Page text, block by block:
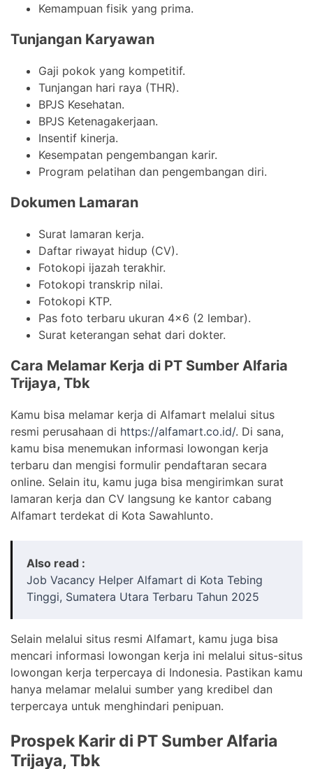
Kemampuan fisik yang prima.
Tunjangan Karyawan
Gaji pokok yang kompetitif.
Tunjangan hari raya (THR).
BPJS Kesehatan.
BPJS Ketenagakerjaan.
Insentif kinerja.
Kesempatan pengembangan karir.
Program pelatihan dan pengembangan diri.
Dokumen Lamaran
Surat lamaran kerja.
Daftar riwayat hidup (CV).
Fotokopi ijazah terakhir.
Fotokopi transkrip nilai.
Fotokopi KTP.
Pas foto terbaru ukuran 4×6 (2 lembar).
Surat keterangan sehat dari dokter.
Cara Melamar Kerja di PT Sumber Alfaria
Trijaya, Tbk
Kamu bisa melamar kerja di Alfamart melalui situs
resmi perusahaan di https://alfamart.co.id/. Di sana,
kamu bisa menemukan informasi lowongan kerja
terbaru dan mengisi formulir pendaftaran secara
online. Selain itu, kamu juga bisa mengirimkan surat
lamaran kerja dan CV langsung ke kantor cabang
Alfamart terdekat di Kota Sawahlunto.
Also read :
Job Vacancy Helper Alfamart di Kota Tebing
Tinggi, Sumatera Utara Terbaru Tahun 2025
Selain melalui situs resmi Alfamart, kamu juga bisa
mencari informasi lowongan kerja ini melalui situs-situs
lowongan kerja terpercaya di Indonesia. Pastikan kamu
hanya melamar melalui sumber yang kredibel dan
terpercaya untuk menghindari penipuan.
Prospek Karir di PT Sumber Alfaria
Trijaya, Tbk